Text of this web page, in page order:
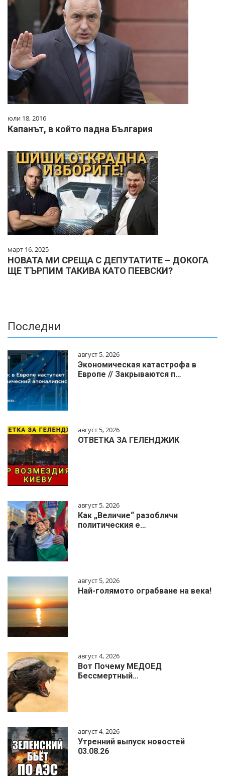
юли 18, 2016
Капанът, в който падна България
март 16, 2025
НОВАТА МИ СРЕЩА С ДЕПУТАТИТЕ – ДОКОГА
ЩЕ ТЪРПИМ ТАКИВА КАТО ПЕЕВСКИ?
Последни
август 5, 2026
Экономическая катастрофа в
Европе // Закрываются п…
август 5, 2026
ОТВЕТКА ЗА ГЕЛЕНДЖИК
август 5, 2026
Как „Величие“ разобличи
политическия е…
август 5, 2026
Най-голямото ограбване на века!
август 4, 2026
Вот Почему МЕДОЕД
Бессмертный…
август 4, 2026
Утренний выпуск новостей
03.08.26